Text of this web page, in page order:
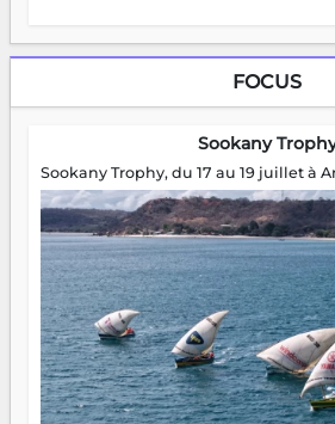
FOCUS
Sookany
Sookany Trophy, du 17 au 19 juillet à